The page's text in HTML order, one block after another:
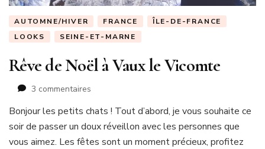
AUTOMNE/HIVER FRANCE
ÎLE-DE-FRANCE
LOOKS
SEINE-ET-MARNE
Rêve de Noël à Vaux le Vicomte
3 commentaires
de
Noël
à
Bonjour les petits chats ! Tout d’abord, je vous souhaite ce
soir de passer un doux réveillon avec les personnes que
vous aimez. Les fêtes sont un moment précieux, profitez